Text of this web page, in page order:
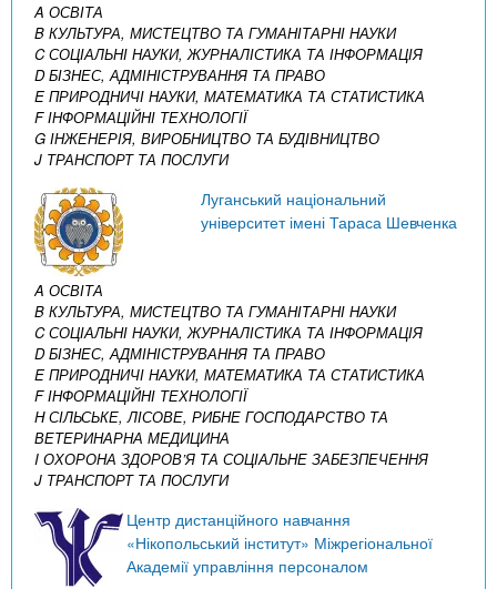
A ОСВІТА
B КУЛЬТУРА, МИСТЕЦТВО ТА ГУМАНІТАРНІ НАУКИ
C СОЦІАЛЬНІ НАУКИ, ЖУРНАЛІСТИКА ТА ІНФОРМАЦІЯ
D БІЗНЕС, АДМІНІСТРУВАННЯ ТА ПРАВО
E ПРИРОДНИЧІ НАУКИ, МАТЕМАТИКА ТА СТАТИСТИКА
F ІНФОРМАЦІЙНІ ТЕХНОЛОГІЇ
G ІНЖЕНЕРІЯ, ВИРОБНИЦТВО ТА БУДІВНИЦТВО
J ТРАНСПОРТ ТА ПОСЛУГИ
Луганський національний
університет імені Тараса Шевченка
A ОСВІТА
B КУЛЬТУРА, МИСТЕЦТВО ТА ГУМАНІТАРНІ НАУКИ
C СОЦІАЛЬНІ НАУКИ, ЖУРНАЛІСТИКА ТА ІНФОРМАЦІЯ
D БІЗНЕС, АДМІНІСТРУВАННЯ ТА ПРАВО
E ПРИРОДНИЧІ НАУКИ, МАТЕМАТИКА ТА СТАТИСТИКА
F ІНФОРМАЦІЙНІ ТЕХНОЛОГІЇ
H СІЛЬСЬКЕ, ЛІСОВЕ, РИБНЕ ГОСПОДАРСТВО ТА
ВЕТЕРИНАРНА МЕДИЦИНА
I ОХОРОНА ЗДОРОВ’Я ТА СОЦІАЛЬНЕ ЗАБЕЗПЕЧЕННЯ
J ТРАНСПОРТ ТА ПОСЛУГИ
Центр дистанційного навчання
«Нікопольський інститут» Міжрегіональної
Академії управління персоналом